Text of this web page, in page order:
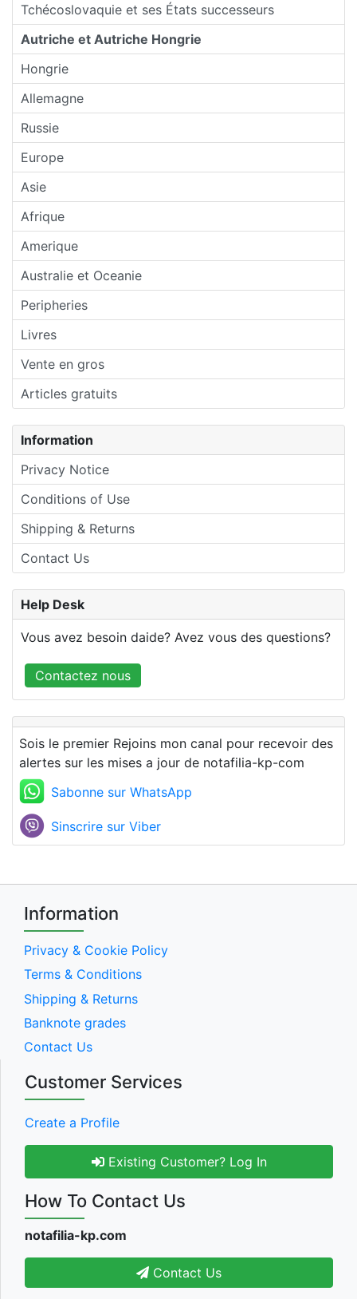
Tchécoslovaquie et ses États successeurs
Autriche et Autriche Hongrie
Hongrie
Allemagne
Russie
Europe
Asie
Afrique
Amerique
Australie et Oceanie
Peripheries
Livres
Vente en gros
Articles gratuits
Information
Privacy Notice
Conditions of Use
Shipping & Returns
Contact Us
Help Desk
Vous avez besoin daide? Avez vous des questions?
Contactez nous
Sois le premier Rejoins mon canal pour recevoir des
alertes sur les mises a jour de notafilia-kp-com
Sabonne sur WhatsApp
Sinscrire sur Viber
Information
Privacy & Cookie Policy
Terms & Conditions
Shipping & Returns
Banknote grades
Contact Us
Customer Services
Create a Profile
Existing Customer? Log In
How To Contact Us
notafilia-kp.com
Contact Us